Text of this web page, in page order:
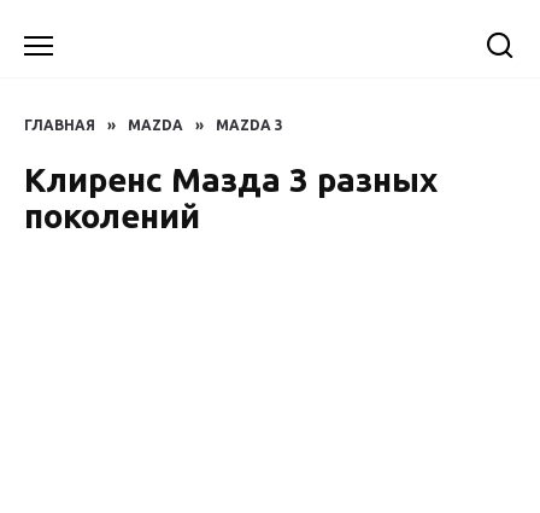
ГЛАВНАЯ » MAZDA » MAZDA 3
Клиренс Мазда 3 разных
поколений